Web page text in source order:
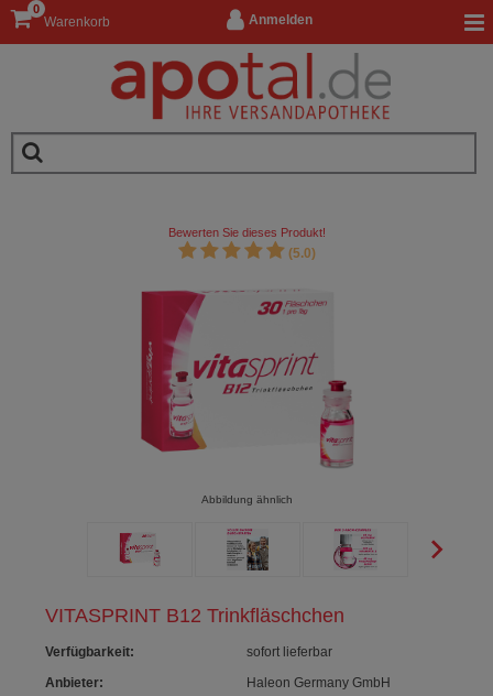
Anmelden
Warenkorb
0
VITASPRINT B12 Trinkfläschchen
Verfügbarkeit:
sofort lieferbar
Anbieter:
Haleon Germany GmbH
Bewerten Sie dieses Produkt!
(5.0)
Abbildung ähnlich